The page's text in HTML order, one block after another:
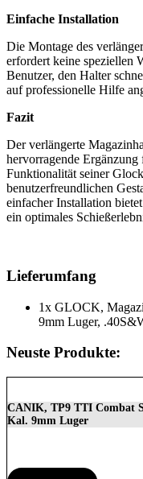
Einfache Installation
Die Montage des
erfordert keine speziellen
Benutzer, den Halter
auf professionelle Hilfe
Fazit
Der verlängerte
hervorragende
Funktionalität seiner
benutzerfreundlichen
einfacher Installation
ein optimales
Lieferumfang
1x GLOCK,
9mm Luger,
Neuste Produkte:
CANIK, TP9 TTI Combat
Kal. 9mm Luger